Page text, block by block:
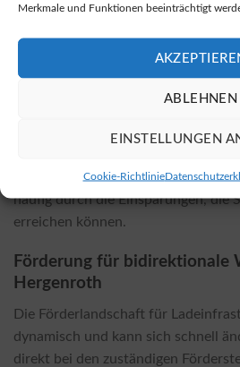
Merkmale und Funktionen beeinträchtigt
ABLEHNEN
EINSTELLUNGEN
Cookie-Richtlinie
hängen vom gewählten Modell
Gegebenheiten ab. Faktoren, die
Im Allgemeinen sind die Kosten für
Wallboxen. Allerdings amortisieren
häufig durch die Einsparungen, die
erreichen können.
Förderung für bidirektionale
Hergenroth
Die Förderlandschaft für
dynamisch und kann sich schnell
direkt bei den zuständigen